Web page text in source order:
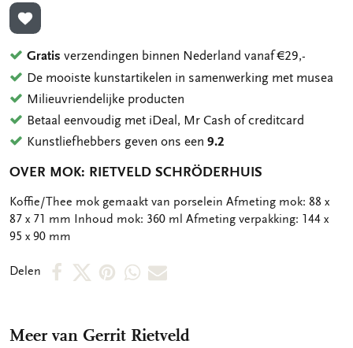
TOEVOEGEN AAN VERLANGLIJST
Gratis verzendingen binnen Nederland vanaf €29,-
De mooiste kunstartikelen in samenwerking met musea
Milieuvriendelijke producten
Betaal eenvoudig met iDeal, Mr Cash of creditcard
Kunstliefhebbers geven ons een9.2
OVER MOK: RIETVELD SCHRÖDERHUIS
OMSCHRIJVING
Koffie/Thee mok gemaakt van porselein Afmeting mok: 88 x
87 x 71 mm Inhoud mok: 360 ml Afmeting verpakking: 144 x
95 x 90 mm
Delen
DeelDeelDeelDeelDeel
Meer van Gerrit Rietveld